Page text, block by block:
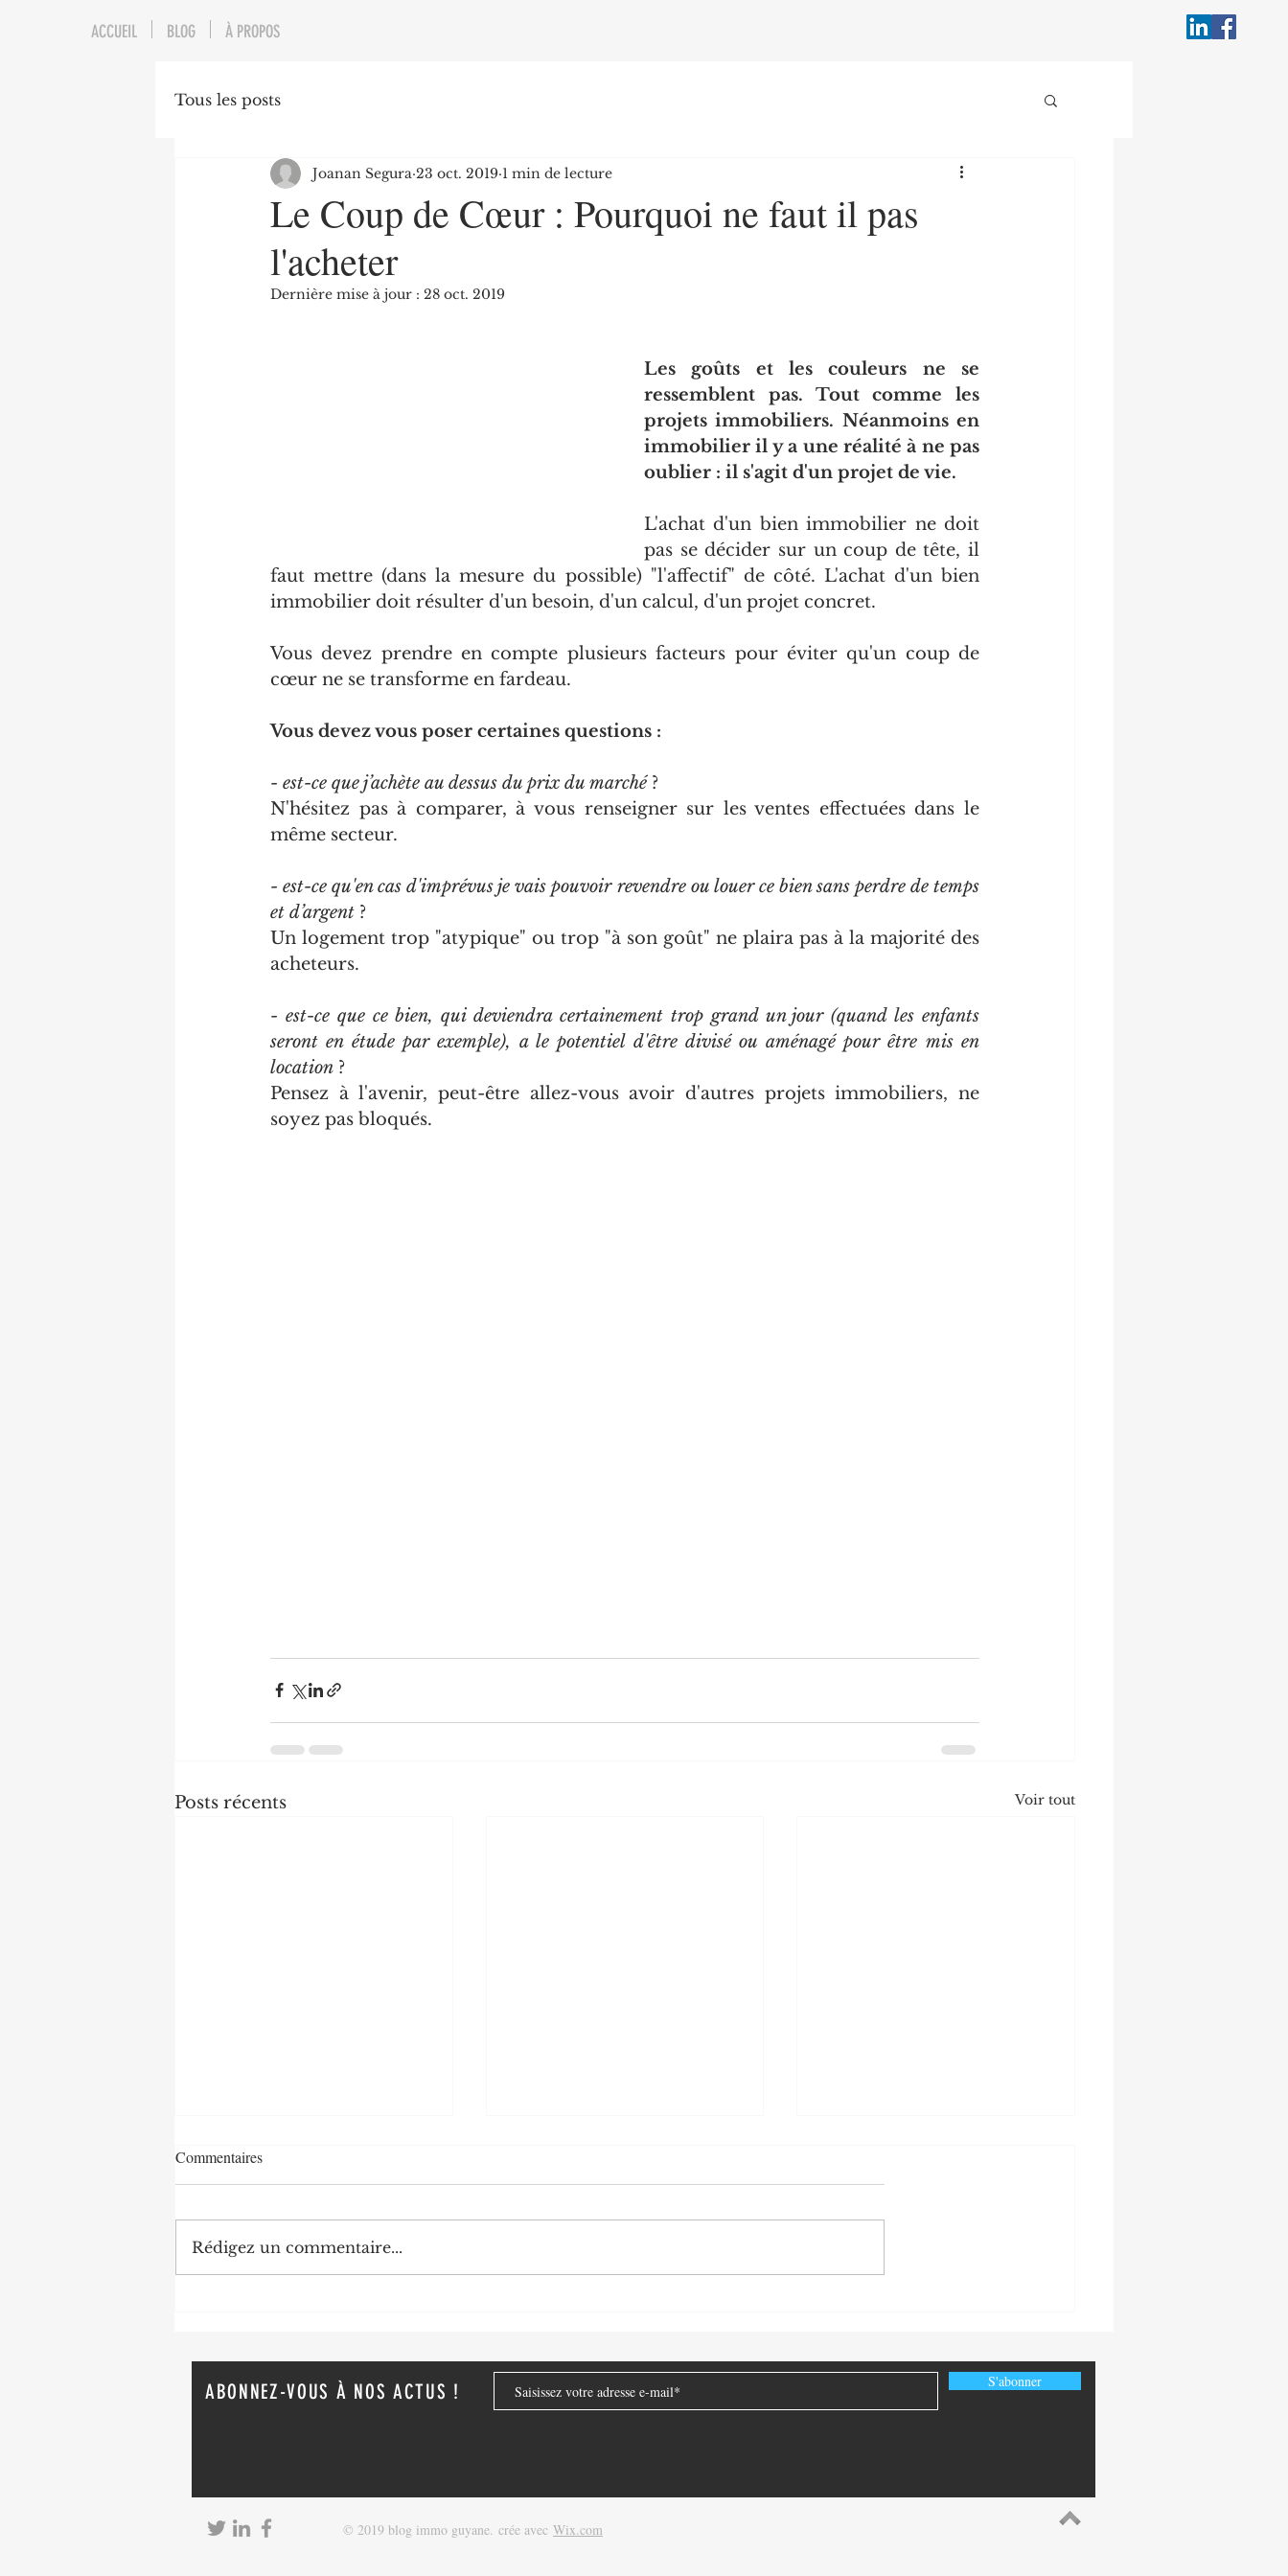
Tous les posts
Le Coup de Cœur : Pourquoi ne faut il pas
l'acheter
Joanan Segura 23 oct. 2019 1 min de lecture
Dernière mise à jour : 28 oct. 2019
Les goûts et les couleurs ne se
ressemblent pas. Tout comme les
projets immobiliers. Néanmoins en
immobilier il y a une réalité à ne pas
oublier : il s'agit d'un projet de vie.
L'achat d'un bien immobilier ne doit
pas se décider sur un coup de tête, il
faut mettre (dans la mesure du possible) "l'affectif" de côté. L'achat d'un bien
immobilier doit résulter d'un besoin, d'un calcul, d'un projet concret.
Vous devez prendre en compte plusieurs facteurs pour éviter qu'un coup de
cœur ne se transforme en fardeau.
Vous devez vous poser certaines questions :
- est-ce que j’achète au dessus du prix du marché ?
N'hésitez pas à comparer, à vous renseigner sur les ventes effectuées dans le
même secteur.
- est-ce qu'en cas d'imprévus je vais pouvoir revendre ou louer ce bien sans perdre de temps
et d’argent ?
Un logement trop "atypique" ou trop "à son goût" ne plaira pas à la majorité des
acheteurs.
- est-ce que ce bien, qui deviendra certainement trop grand un jour (quand les enfants
seront en étude par exemple), a le potentiel d'être divisé ou aménagé pour être mis en
location ?
Pensez à l'avenir, peut-être allez-vous avoir d'autres projets immobiliers, ne
soyez pas bloqués.
Posts récents Voir tout
Commentaires
Rédigez un commentaire...
ACCUEIL BLOG À PROPOS
ABONNEZ-VOUS À NOS ACTUS ! S'abonner
© 2019 blog immo guyane. crée avec Wix.com